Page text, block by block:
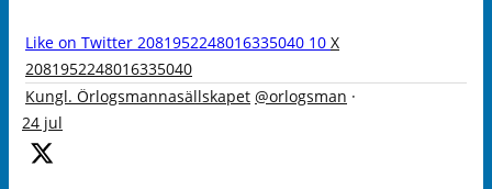
Like on Twitter 2081952248016335040 10 X
2081952248016335040
Kungl. Örlogsmannasällskapet @orlogsman ·
24 jul